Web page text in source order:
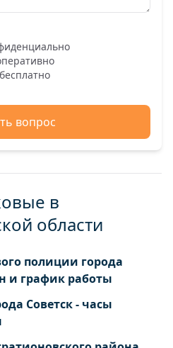
бесплатно
вопрос
в
области
полиции города
и график работы
Советск - часы